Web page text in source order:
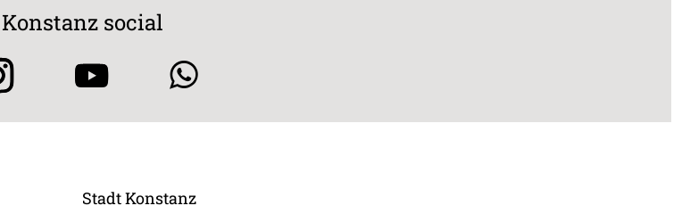
Konstanz social
Stadt Konstanz